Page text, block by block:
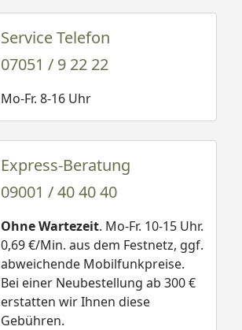
Service Telefon
07051 / 9 22 22
Mo-Fr. 8-16 Uhr
Express-Beratung
09001 / 40 40 40
Ohne Wartezeit. Mo-Fr. 10-15 Uhr.
0,69 €/Min. aus dem Festnetz, ggf.
abweichende Mobilfunkpreise.
Bei einer Neubestellung ab 300 €
erstatten wir Ihnen diese
Gebühren.